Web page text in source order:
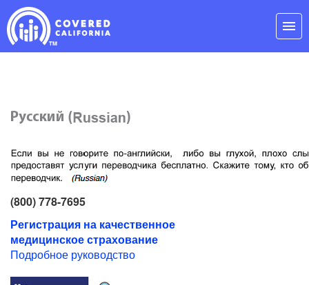
Skip
Navigation
menu
(800) 778-7695
Регистрация на качественное
медицинское страхование
Подробное руководство